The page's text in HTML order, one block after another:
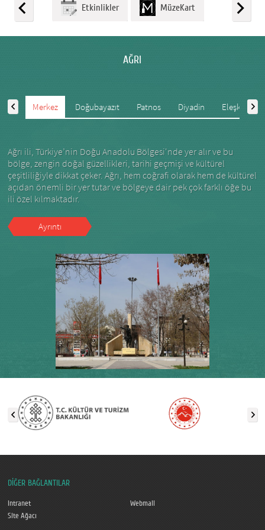
Etkinlikler MüzeKart
AĞRI
Merkez Doğubayazıt Patnos Diyadin Eleşkirt
Ağrı ili, Türkiye’nin Doğu Anadolu Bölgesi'nde yer alır ve bu
bölge, zengin doğal güzellikleri, tarihi geçmişi ve kültürel
çeşitliliğiyle dikkat çeker. Ağrı, hem coğrafi olarak hem de kültürel
açıdan önemli bir yer tutar ve bölgeye dair pek çok farklı öğe bu
ili özel kılmaktadır.
Ayrıntı
DİĞER BAĞLANTILAR
Intranet
Webmail
Site Ağacı